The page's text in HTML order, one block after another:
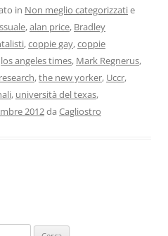
in Non meglio categorizzatie
,alan price, Bradley
,coppie gay,coppie
los angeles times, Mark Regnerus,
,the new yorker, Uccr,
, università del texas,
2012da Cagliostro